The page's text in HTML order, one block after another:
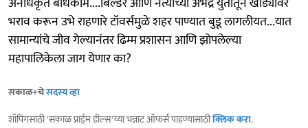
भराव करून उभे राहणारे टॉवर्समुळे शहर पाण्यात बुडू लागलीयत...यात
सामान्यांचे जीव गेल्यानंतर ढिम्म प्रशासन आणि झोपलेल्या
महापालिकेला जाग येणार का?
सकाळ+चेसदस्य व्हा
शॉपिंगसाठी 'सकाळ प्राईम डील्स'च्या भन्नाट ऑफर्स पाहण्यासाठीक्लिक करा.